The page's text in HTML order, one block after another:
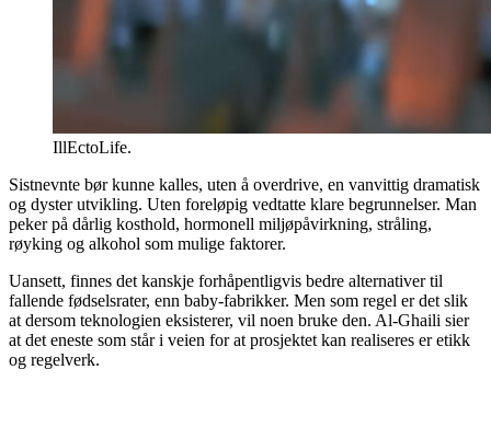
IllEctoLife.
Sistnevnte bør kunne kalles, uten å overdrive, en vanvittig dramatisk
og dyster utvikling. Uten foreløpig vedtatte klare begrunnelser. Man
peker på dårlig kosthold, hormonell miljøpåvirkning, stråling,
røyking og alkohol som mulige faktorer.
Uansett, finnes det kanskje forhåpentligvis bedre alternativer til
fallende fødselsrater, enn baby-fabrikker. Men som regel er det slik
at dersom teknologien eksisterer, vil noen bruke den. Al-Ghaili sier
at det eneste som står i veien for at prosjektet kan realiseres er etikk
og regelverk.